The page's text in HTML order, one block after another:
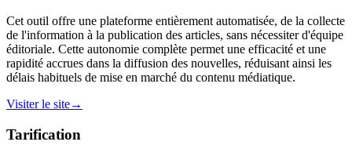
Cet outil offre une plateforme entièrement automatisée, de la collecte
de l'information à la publication des articles, sans nécessiter d'équipe
éditoriale. Cette autonomie complète permet une efficacité et une
rapidité accrues dans la diffusion des nouvelles, réduisant ainsi les
délais habituels de mise en marché du contenu médiatique.
Visiter le site→
Tarification